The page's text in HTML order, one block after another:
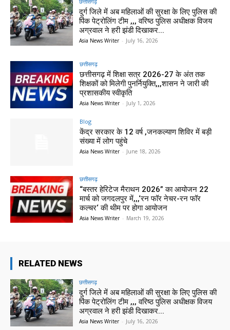
दुर्ग जिले में अब महिलाओं की सुरक्षा के लिए पुलिस की
पिंक पेट्रोलिंग टीम ,,, वरिष्ठ पुलिस अधीक्षक विजय
अग्रवाल ने हरी झंडी दिखाकर...
Asia News Writer - July 16, 2026
छत्तीसगढ़
छत्तीसगढ़ में शिक्षा सत्र 2026-27 के अंत तक
शिक्षकों को मिलेगी पुनर्नियुक्ति,,,शासन ने जारी की
प्रशासकीय स्वीकृति
Asia News Writer - July 1, 2026
Blog
केंद्र सरकार के 12 वर्ष ,जनकल्याण शिविर में बड़ी
संख्या में लोग पहुंचे
Asia News Writer - June 18, 2026
छत्तीसगढ़
“बस्तर हेरिटेज मैराथन 2026” का आयोजन 22
मार्च को जगदलपुर में,,,‘रन फॉर नेचर-रन फॉर
कल्चर‘ की थीम पर होगा आयोजन
Asia News Writer - March 19, 2026
RELATED NEWS
छत्तीसगढ़
दुर्ग जिले में अब महिलाओं की सुरक्षा के लिए पुलिस की
पिंक पेट्रोलिंग टीम ,,, वरिष्ठ पुलिस अधीक्षक विजय
अग्रवाल ने हरी झंडी दिखाकर...
Asia News Writer - July 16, 2026